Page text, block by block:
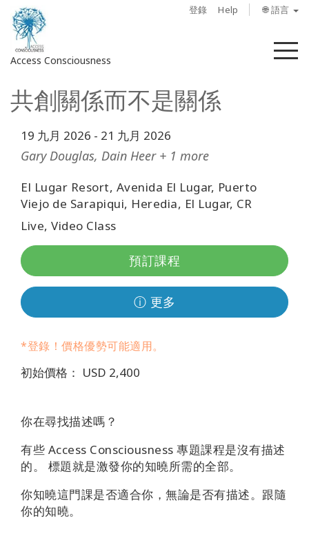
登錄 Help 🌐 語言
Access Consciousness
菜
登
錄
您
的
帳
戶
於
Access
Bars
地
程
師
Shop
More
共創關係而不是關係
19 九月 2026 - 21 九月 2026
Gary Douglas, Dain Heer + 1 more
El Lugar Resort, Avenida El Lugar, Puerto
Viejo de Sarapiqui, Heredia, El Lugar, CR
Live, Video Class
預訂課程
ⓘ 更多
*登錄！價格優勢可能適用。
初始價格： USD 2,400
你在尋找描述嗎？
有些 Access Consciousness 專題課程是沒有描述
的。 標題就是激發你的知曉所需的全部。
你知曉這門課是否適合你，無論是否有描述。跟隨
你的知曉。